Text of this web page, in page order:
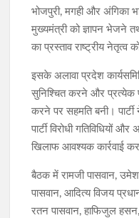
भोजपुरी, मगही और अंगिका
मुख्यमंत्री को ज्ञापन भेजने
का प्रस्ताव राष्ट्रीय नेतृत्व
इसके अलावा प्रदेश
सुनिश्चित करने और प्रत्येक
करने पर सहमति बनी।
पार्टी विरोधी गतिविधियों
खिलाफ आवश्यक कार्रवाई
बैठक में रामजी पासवान,
पासवान, आदित्य विजय
रतन पासवान, हाफिजुल हसन,